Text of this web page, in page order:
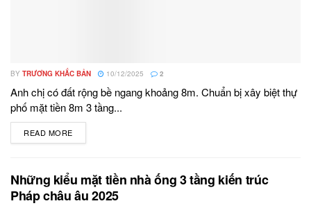
BY TRƯƠNG KHẮC BẢN 10/12/2025 2
Anh chị có đất rộng bề ngang khoảng 8m. Chuẩn bị xây biệt thự
phố mặt tiền 8m 3 tầng...
READ MORE
Những kiểu mặt tiền nhà ống 3 tầng kiến trúc
Pháp châu âu 2025